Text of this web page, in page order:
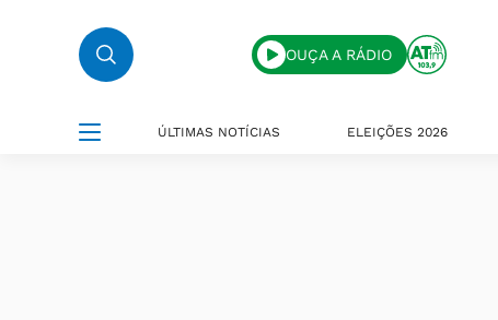
OUÇA A RÁDIO
ÚLTIMAS NOTÍCIAS ELEIÇÕES 2026